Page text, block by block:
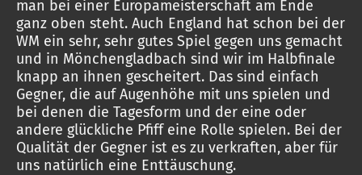
man bei einer Europameisterschaft am Ende
ganz oben steht. Auch England hat schon bei der
WM ein sehr, sehr gutes Spiel gegen uns gemacht
und in Mönchengladbach sind wir im Halbfinale
knapp an ihnen gescheitert. Das sind einfach
Gegner, die auf Augenhöhe mit uns spielen und
bei denen die Tagesform und der eine oder
andere glückliche Pfiff eine Rolle spielen. Bei der
Qualität der Gegner ist es zu verkraften, aber für
uns natürlich eine Enttäuschung.